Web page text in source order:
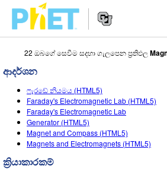
PhET
වෙබ්
අඩවිය
සොයන්න
Website
Navigation
අනුහුරුකරණ
All Sims
භොතික විද්‍යාව
ගණිතය
STUDIO
About Studio
Customizable Sims
TEACHING
ක්‍රියාකාරකම් සෙවීම
පර්යේෂණ
22 ඔබගේ සෙවීම සදහා ගැලපෙන ප්‍රතිඵල
ආදර්ශන
ෆැරඩේ නියමය (HTML5)
Faraday's Electromagnetic Lab (HTML5)
Faraday's Electromagnetic Lab
Generator (HTML5)
Magnet and Compass (HTML5)
Magnets and Electromagnets (HTML5)
ක්‍රියාකාරකම්